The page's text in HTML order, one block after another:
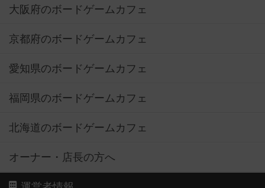
大阪府のボードゲームカフェ
京都府のボードゲームカフェ
愛知県のボードゲームカフェ
福岡県のボードゲームカフェ
北海道のボードゲームカフェ
オーナー・店長の方へ